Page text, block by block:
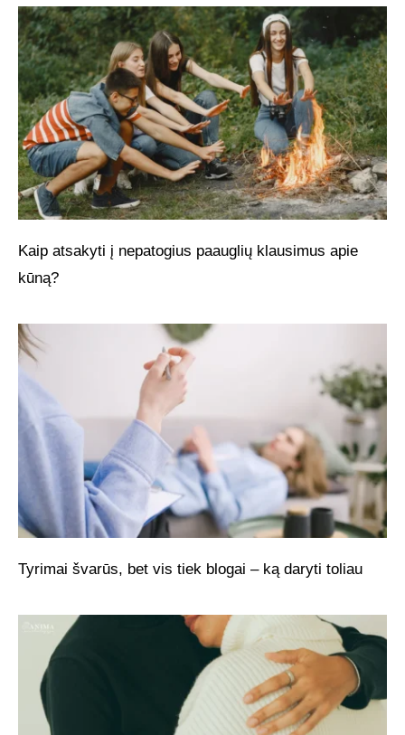
Kaip atsakyti į nepatogius paauglių klausimus apie
kūną?
Tyrimai švarūs, bet vis tiek blogai – ką daryti toliau